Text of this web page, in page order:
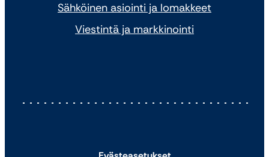
Sähköinen asiointi ja lomakkeet
Viestintä ja markkinointi